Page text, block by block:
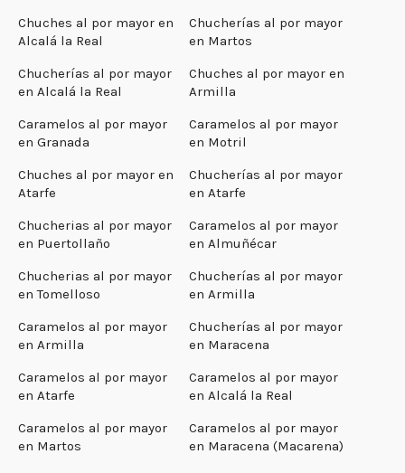
Chuches al por mayor en
Alcalá la Real
Chucherías al por mayor
en Martos
Chucherías al por mayor
en Alcalá la Real
Chuches al por mayor en
Armilla
Caramelos al por mayor
en Granada
Caramelos al por mayor
en Motril
Chuches al por mayor en
Atarfe
Chucherías al por mayor
en Atarfe
Chucherias al por mayor
en Puertollaño
Caramelos al por mayor
en Almuñécar
Chucherias al por mayor
en Tomelloso
Chucherías al por mayor
en Armilla
Caramelos al por mayor
en Armilla
Chucherías al por mayor
en Maracena
Caramelos al por mayor
en Atarfe
Caramelos al por mayor
en Alcalá la Real
Caramelos al por mayor
en Martos
Caramelos al por mayor
en Maracena (Macarena)